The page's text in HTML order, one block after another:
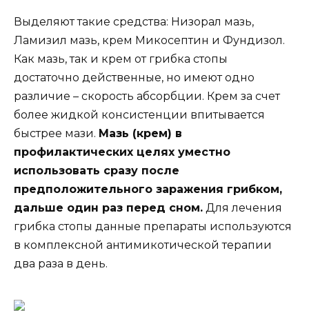
Выделяют такие средства: Низорал мазь,
Ламизил мазь, крем Микосептин и Фундизол.
Как мазь, так и крем от грибка стопы
достаточно действенные, но имеют одно
различие – скорость абсорбции. Крем за счет
более жидкой консистенции впитывается
быстрее мази. Мазь (крем) в
профилактических целях уместно
использовать сразу после
предположительного заражения грибком,
дальше один раз перед сном. Для лечения
грибка стопы данные препараты используются
в комплексной антимикотической терапии
два раза в день.